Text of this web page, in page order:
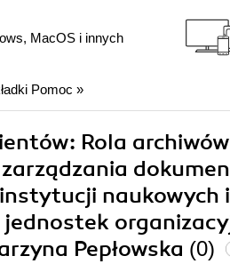
MacOS i innych
Pomoc »
Rola
instytucji
Pepłowska (0)